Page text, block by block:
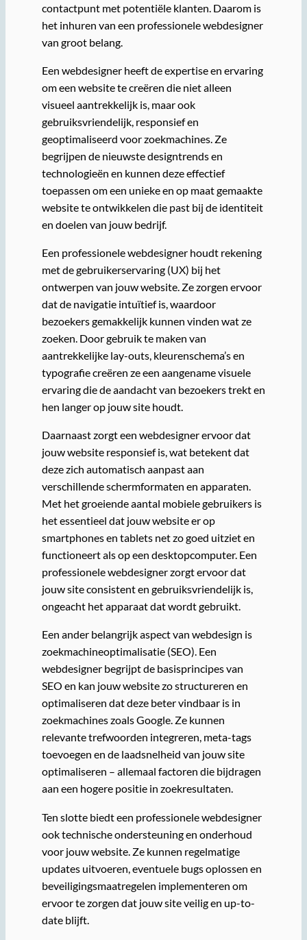
contactpunt met potentiële klanten. Daarom is
het inhuren van een professionele webdesigner
van groot belang.
Een webdesigner heeft de expertise en ervaring
om een website te creëren die niet alleen
visueel aantrekkelijk is, maar ook
gebruiksvriendelijk, responsief en
geoptimaliseerd voor zoekmachines. Ze
begrijpen de nieuwste designtrends en
technologieën en kunnen deze effectief
toepassen om een unieke en op maat gemaakte
website te ontwikkelen die past bij de identiteit
en doelen van jouw bedrijf.
Een professionele webdesigner houdt rekening
met de gebruikerservaring (UX) bij het
ontwerpen van jouw website. Ze zorgen ervoor
dat de navigatie intuïtief is, waardoor
bezoekers gemakkelijk kunnen vinden wat ze
zoeken. Door gebruik te maken van
aantrekkelijke lay-outs, kleurenschema’s en
typografie creëren ze een aangename visuele
ervaring die de aandacht van bezoekers trekt en
hen langer op jouw site houdt.
Daarnaast zorgt een webdesigner ervoor dat
jouw website responsief is, wat betekent dat
deze zich automatisch aanpast aan
verschillende schermformaten en apparaten.
Met het groeiende aantal mobiele gebruikers is
het essentieel dat jouw website er op
smartphones en tablets net zo goed uitziet en
functioneert als op een desktopcomputer. Een
professionele webdesigner zorgt ervoor dat
jouw site consistent en gebruiksvriendelijk is,
ongeacht het apparaat dat wordt gebruikt.
Een ander belangrijk aspect van webdesign is
zoekmachineoptimalisatie (SEO). Een
webdesigner begrijpt de basisprincipes van
SEO en kan jouw website zo structureren en
optimaliseren dat deze beter vindbaar is in
zoekmachines zoals Google. Ze kunnen
relevante trefwoorden integreren, meta-tags
toevoegen en de laadsnelheid van jouw site
optimaliseren – allemaal factoren die bijdragen
aan een hogere positie in zoekresultaten.
Ten slotte biedt een professionele webdesigner
ook technische ondersteuning en onderhoud
voor jouw website. Ze kunnen regelmatige
updates uitvoeren, eventuele bugs oplossen en
beveiligingsmaatregelen implementeren om
ervoor te zorgen dat jouw site veilig en up-to-
date blijft.